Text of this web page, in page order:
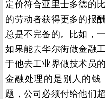
定价符合亚里士多德的
的劳动者获得更多的报
总是不完备的。比如，
如果能去华尔街做金融
于他去工业界做技术员
金融处理的是别人的钱
题，公司必须付给他们